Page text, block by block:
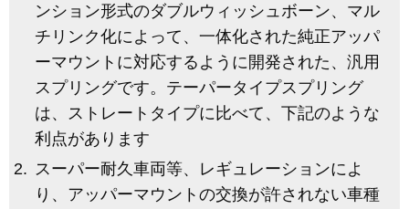
ンション形式のダブルウィッシュボーン、マル
チリンク化によって、一体化された純正アッパ
ーマウントに対応するように開発された、汎用
スプリングです。テーパータイプスプリング
は、ストレートタイプに比べて、下記のような
利点があります
スーパー耐久車両等、レギュレーションによ
り、アッパーマウントの交換が許されない車種